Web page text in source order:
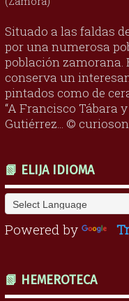
Situado a las faldas
por una numerosa
población zamorana.
conserva un
pintados como de
“A Francisco Tábara
Gutiérrez... © curioson
📗 ELIJA IDIOMA
Powered by
📗 HEMEROTECA